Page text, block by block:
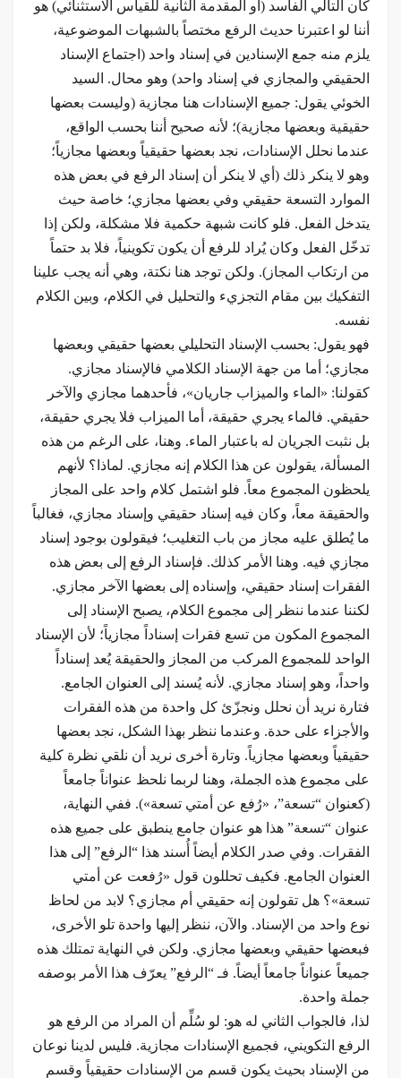
كان التالي الفاسد (أو المقدمة الثانية للقياس الاستثنائي) هو
أننا لو اعتبرنا حديث الرفع مختصاً بالشبهات الموضوعية،
يلزم منه جمع الإسنادين في إسناد واحد (اجتماع الإسناد
الحقيقي والمجازي في إسناد واحد) وهو محال. السيد
الخوئي يقول: جميع الإسنادات هنا مجازية (وليست بعضها
حقيقية وبعضها مجازية)؛ لأنه صحيح أننا بحسب الواقع،
عندما نحلل الإسنادات، نجد بعضها حقيقياً وبعضها مجازياً؛
وهو لا ينكر ذلك (أي لا ينكر أن إسناد الرفع في بعض هذه
الموارد التسعة حقيقي وفي بعضها مجازي؛ خاصة حيث
يتدخل الفعل. فلو كانت شبهة حكمية فلا مشكلة، ولكن إذا
تدخّل الفعل وكان يُراد للرفع أن يكون تكوينياً، فلا بد حتماً
من ارتكاب المجاز). ولكن توجد هنا نكتة، وهي أنه يجب علينا
التفكيك بين مقام التجزيء والتحليل في الكلام، وبين الكلام
نفسه.
فهو يقول: بحسب الإسناد التحليلي بعضها حقيقي وبعضها
مجازي؛ أما من جهة الإسناد الكلامي فالإسناد مجازي.
كقولنا: «الماء والميزاب جاريان»، فأحدهما مجازي والآخر
حقيقي. فالماء يجري حقيقة، أما الميزاب فلا يجري حقيقة،
بل نثبت الجريان له باعتبار الماء. وهنا، على الرغم من هذه
المسألة، يقولون عن هذا الكلام إنه مجازي. لماذا؟ لأنهم
يلحظون المجموع معاً. فلو اشتمل كلام واحد على المجاز
والحقيقة معاً، وكان فيه إسناد حقيقي وإسناد مجازي، فغالباً
ما يُطلق عليه مجاز من باب التغليب؛ فيقولون بوجود إسناد
مجازي فيه. وهنا الأمر كذلك. فإسناد الرفع إلى بعض هذه
الفقرات إسناد حقيقي، وإسناده إلى بعضها الآخر مجازي.
لكننا عندما ننظر إلى مجموع الكلام، يصبح الإسناد إلى
المجموع المكون من تسع فقرات إسناداً مجازياً؛ لأن الإسناد
الواحد للمجموع المركب من المجاز والحقيقة يُعد إسناداً
واحداً، وهو إسناد مجازي. لأنه يُسند إلى العنوان الجامع.
فتارة نريد أن نحلل ونجزّئ كل واحدة من هذه الفقرات
والأجزاء على حدة. وعندما ننظر بهذا الشكل، نجد بعضها
حقيقياً وبعضها مجازياً. وتارة أخرى نريد أن نلقي نظرة كلية
على مجموع هذه الجملة، وهنا لربما نلحظ عنواناً جامعاً
(كعنوان “تسعة”، «رُفع عن أمتي تسعة»). ففي النهاية،
عنوان “تسعة” هذا هو عنوان جامع ينطبق على جميع هذه
الفقرات. وفي صدر الكلام أيضاً أُسند هذا “الرفع” إلى هذا
العنوان الجامع. فكيف تحللون قول «رُفعت عن أمتي
تسعة»؟ هل تقولون إنه حقيقي أم مجازي؟ لابد من لحاظ
نوع واحد من الإسناد. والآن، ننظر إليها واحدة تلو الأخرى،
فبعضها حقيقي وبعضها مجازي. ولكن في النهاية تمتلك هذه
جميعاً عنواناً جامعاً أيضاً. فـ “الرفع” يعرّف هذا الأمر بوصفه
جملة واحدة.
لذا، فالجواب الثاني له هو: لو سُلِّم أن المراد من الرفع هو
الرفع التكويني، فجميع الإسنادات مجازية. فليس لدينا نوعان
من الإسناد بحيث يكون قسم من الإسنادات حقيقياً وقسم